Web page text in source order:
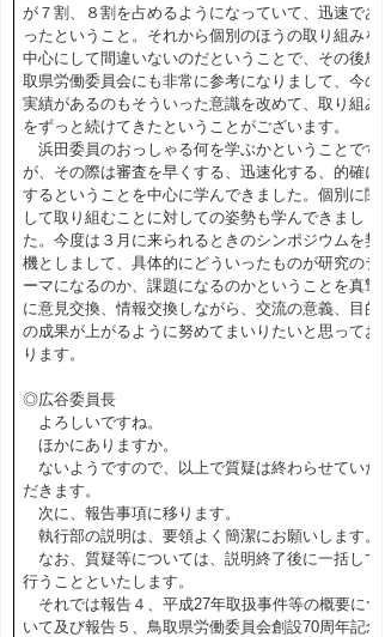
が７割、８割を占めるようになっていて、迅速であ
ったということ。それから個別のほうの取り組みを
中心にして間違いないのだということで、その後鳥
取県労働委員会にも非常に参考になりまして、今の
実績があるのもそういった意識を改めて、取り組み
をずっと続けてきたということがございます。
浜田委員のおっしゃる何を学ぶかということです
が、その際は審査を早くする、迅速化する、的確に
するということを中心に学んできました。個別に関
して取り組むことに対しての姿勢も学んできまし
た。今度は３月に来られるときのシンポジウムを契
機としまして、具体的にどういったものが研究のテ
ーマになるのか、課題になるのかということを真摯
に意見交換、情報交換しながら、交流の意義、目的
の成果が上がるように努めてまいりたいと思ってお
ります。
◎広谷委員長
よろしいですね。
ほかにありますか。
ないようですので、以上で質疑は終わらせていた
だきます。
次に、報告事項に移ります。
執行部の説明は、要領よく簡潔にお願いします。
なお、質疑等については、説明終了後に一括して
行うことといたします。
それでは報告４、平成27年取扱事件等の概要につ
いて及び報告５、鳥取県労働委員会創設70周年記念